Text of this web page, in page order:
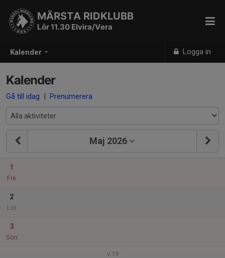
Kalender Logga in
MÄRSTA RIDKLUBB
Lör 11.30 Elvira/Vera
Kalender
Gå till idag | Prenumerera
Maj 2026
1
Fre
2
Lör
3
Sön
v.19